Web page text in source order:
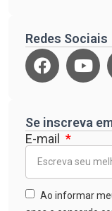
Redes Sociais
Se inscreva
E-mail
Ao informar